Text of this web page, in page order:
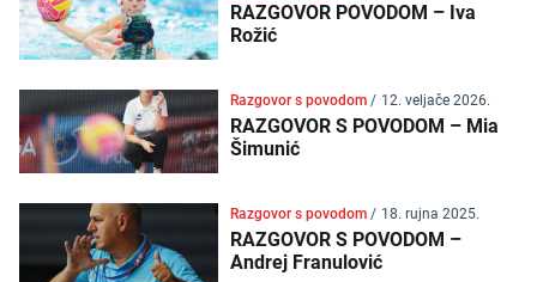
RAZGOVOR POVODOM – Iva
Rožić
Razgovor s povodom/ 12. veljače 2026.
RAZGOVOR S POVODOM – Mia
Šimunić
Razgovor s povodom/ 18. rujna 2025.
RAZGOVOR S POVODOM –
Andrej Franulović